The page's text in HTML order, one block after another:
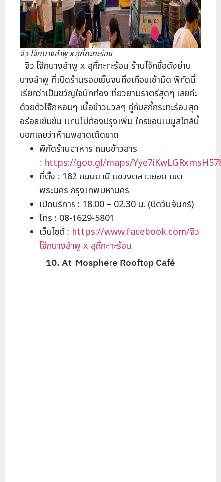
จิว โจ๊กบางลำพู x สุกี้กะทะร้อน
จิว โจ๊กบางลำพู x สุกี้กะทะร้อน ร้านโจ๊กชื่อดังย่าน
บางลำพู ที่เปิดร้านรอบเย็นจนถึงเกือบเช้ามืด พิกัดนี้
เรียกว่าเป็นขวัญใจนักท่องเที่ยวยามราตรีสุดๆ เลยค่ะ
ด้วยตัวโจ๊กหอมๆ เนื้อข้าวนวลๆ คู่กับสุกี้กระทะร้อนสุด
อร่อยเข้มข้น แทบไม่ต้องปรุงเพิ่ม ใครชอบเมนูสไตล์นี้
บอกเลยว่าห้ามพลาดเด็ดขาด
พิกัดร้านอาหาร ถนนข้าวสาร
: https://goo.gl/maps/
ที่ตั้ง : 182 ถนนตานี แขวงตลาดยอด เขต
พระนคร กรุงเทพมหานคร
เปิดบริการ : 18.00 – 02.30 น. (ปิดวันจันทร์)
โทร : 08-1629-5801
เว็บไซต์ : https://www.facebook.com/จิว
โจ๊กบางลำพู x สุกี้กะทะร้อน
10. At-Mosphere Rooftop Café